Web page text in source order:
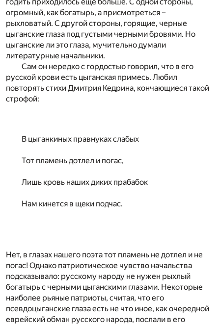
годить приходилось еще больше. С одной стороны,
огромный, как богатырь, а присмотреться –
рыхловатый. С другой стороны, горящие, черные
цыганские глаза под густыми черными бровями. Но
цыганские ли это глаза, мучительно думали
литературные начальники.
Сам он нередко с гордостью говорил, что в его
русской крови есть цыганская примесь. Любил
повторять стихи Дмитрия Кедрина, кончающиеся такой
строфой:
В цыганкиных правнуках слабых
Тот пламень дотлел и погас,
Лишь кровь наших диких прабабок
Нам кинется в щеки подчас.
Нет, в глазах нашего поэта тот пламень не дотлел и не
погас! Однако патриотическое чувство начальства
подсказывало: русскому народу не нужен рыхлый
богатырь с черными цыганскими глазами. Некоторые
наиболее рьяные патриоты, считая, что его
псевдоцыганские глаза есть не что иное, как очередной
еврейский обман русского народа, послали в его